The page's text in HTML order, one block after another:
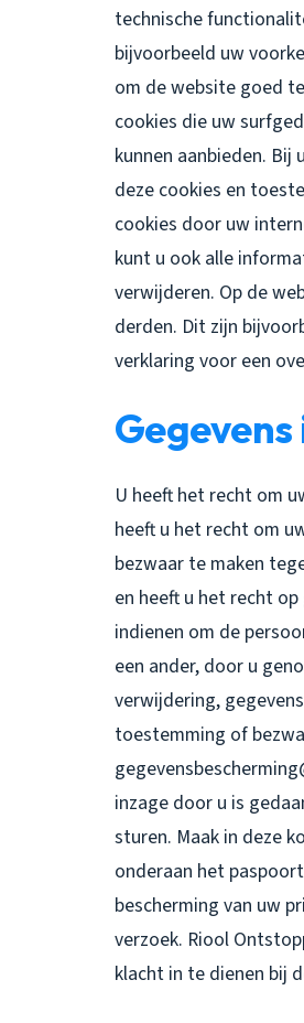
technische
bijvoorbeeld uw
om de website goed
cookies die uw
kunnen aanbieden.
deze cookies en
cookies door uw
kunt u ook alle
verwijderen. Op de
derden. Dit zijn
verklaring voor een
U heeft het recht om
heeft u het recht om
bezwaar te maken
en heeft u het recht
indienen om de
een ander, door u
verwijdering,
toestemming of
inzage door u is
sturen. Maak in deze
onderaan het
bescherming van uw
verzoek. Riool
klacht in te dienen bij